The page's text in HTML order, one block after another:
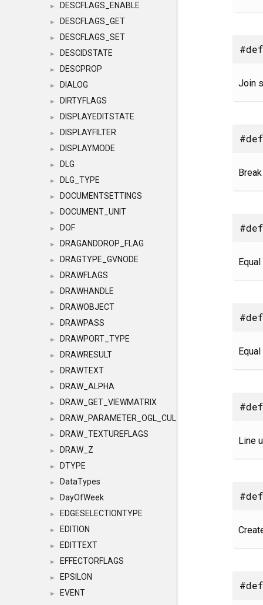
► DESCFLAGS_ENABLE
► DESCFLAGS_GET
► DESCFLAGS_SET
► DESCIDSTATE
► DESCPROP
► DIALOG
► DIRTYFLAGS
► DISPLAYEDITSTATE
► DISPLAYFILTER
► DISPLAYMODE
► DLG
► DLG_TYPE
► DOCUMENTSETTINGS
► DOCUMENT_UNIT
► DOF
► DRAGANDDROP_FLAG
► DRAGTYPE_GVNODE
► DRAWFLAGS
► DRAWHANDLE
► DRAWOBJECT
► DRAWPASS
► DRAWPORT_TYPE
► DRAWRESULT
► DRAWTEXT
► DRAW_ALPHA
► DRAW_GET_VIEWMATRIX
► DRAW_PARAMETER_OGL_CULLING
► DRAW_TEXTUREFLAGS
► DRAW_Z
► DTYPE
► DataTypes
► DayOfWeek
► EDGESELECTIONTYPE
► EDITION
► EDITTEXT
► EFFECTORFLAGS
► EPSILON
►
EVENT
Join
Line